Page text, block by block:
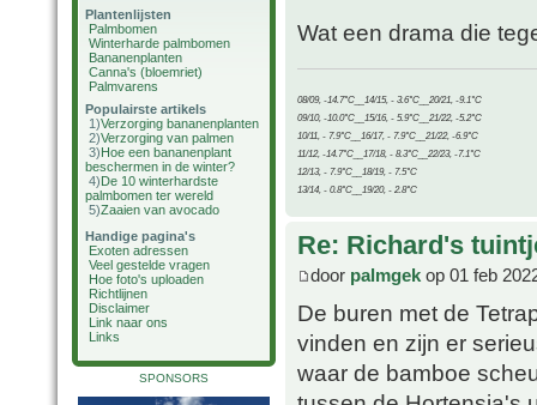
Plantenlijsten
Palmbomen
Winterharde palmbomen
Bananenplanten
Canna's (bloemriet)
Palmvarens
Populairste artikels
1)Verzorging bananenplanten
2)Verzorging van palmen
3)Hoe een bananenplant
beschermen in de winter?
4)De 10 winterhardste
palmbomen ter wereld
5)Zaaien van avocado
Handige pagina's
Exoten adressen
Veel gestelde vragen
Hoe foto's uploaden
Richtlijnen
Disclaimer
Link naar ons
Links
SPONSORS
Wat een drama die
08/09, -14.7°C__14/15, - 3.6°C__20/21, -9.1°C
09/10, -10.0°C__15/16, - 5.9°C__21/22, -5.2°C
10/11, - 7.9°C__16/17, - 7.9°C__21/22, -6.9°C
11/12, -14.7°C__17/18, - 8.3°C__22/23, -7.1°C
12/13, - 7.9°C__18/19, - 7.5°C
13/14, - 0.8°C__19/20, - 2.8°C
Re: Richard's
door palmgek op 01 feb
De buren met de
vinden en zijn er
waar de bamboe